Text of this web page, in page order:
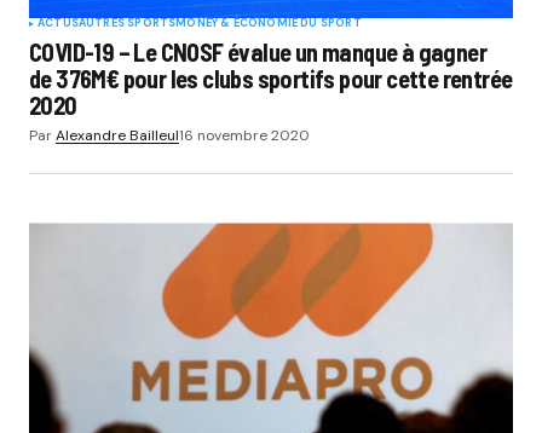
ACTUSAUTRES SPORTSMONEY & ÉCONOMIE DU SPORT
COVID-19 – Le CNOSF évalue un manque à gagner
de 376M€ pour les clubs sportifs pour cette rentrée
2020
ParAlexandre Bailleul16 novembre 2020